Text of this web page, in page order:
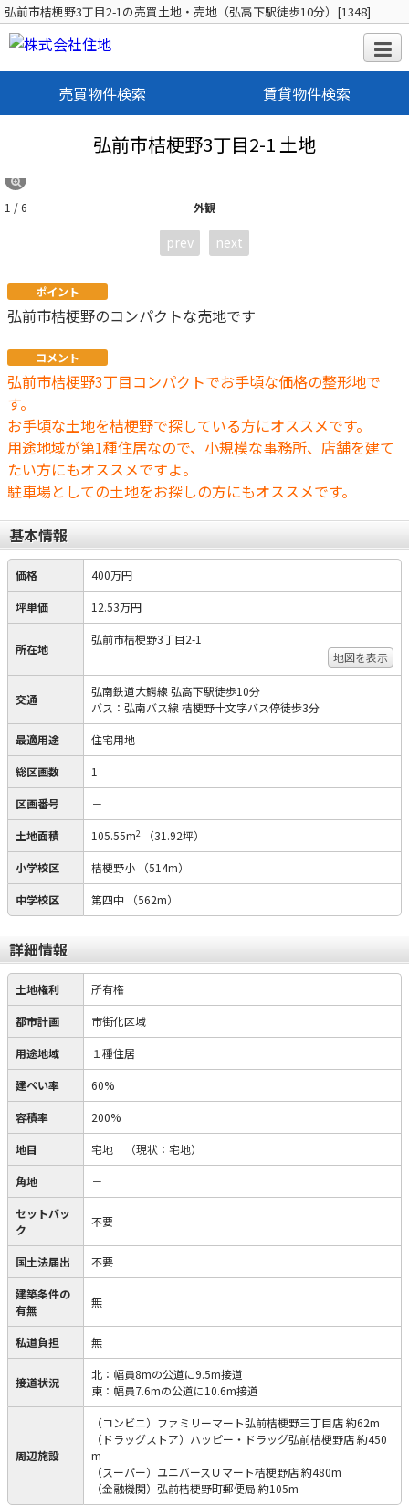
弘前市桔梗野3丁目2-1の売買土地・売地（弘高下駅徒歩10分）[1348]
売買物件検索 賃貸物件検索
弘前市桔梗野3丁目2-1 土地
外観
1 / 6
prev next
ポイント
弘前市桔梗野のコンパクトな売地です
コメント
弘前市桔梗野3丁目コンパクトでお手頃な価格の整形地で
す。
お手頃な土地を桔梗野で探している方にオススメです。
用途地域が第1種住居なので、小規模な事務所、店舗を建て
たい方にもオススメですよ。
駐車場としての土地をお探しの方にもオススメです。
基本情報
価格 400万円
坪単価 12.53万円
所在地
弘前市桔梗野3丁目2-1
地図を表示
交通
弘南鉄道大鰐線 弘高下駅徒歩10分
バス：弘南バス線 桔梗野十文字バス停徒歩3分
最適用途 住宅用地
総区画数 1
区画番号 －
土地面積 105.55m2 （31.92坪）
小学校区 桔梗野小 （514m）
中学校区 第四中 （562m）
詳細情報
土地権利 所有権
都市計画 市街化区域
用途地域 １種住居
建ぺい率 60%
容積率 200%
地目 宅地 （現状：宅地）
角地 －
セットバッ
ク
不要
国土法届出 不要
建築条件の
有無
無
私道負担 無
接道状況
北：幅員8mの公道に9.5m接道
東：幅員7.6mの公道に10.6m接道
周辺施設
（コンビニ）ファミリーマート弘前桔梗野三丁目店 約62m
（ドラッグストア）ハッピー・ドラッグ弘前桔梗野店 約450
m
（スーパー）ユニバースＵマート桔梗野店 約480m
（金融機関）弘前桔梗野町郵便局 約105m